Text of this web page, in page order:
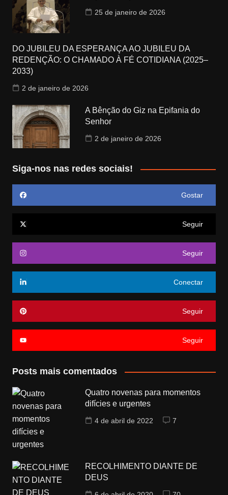
25 de janeiro de 2026
DO JUBILEU DA ESPERANÇA AO JUBILEU DA
REDENÇÃO: O CHAMADO À FÉ COTIDIANA (2025–
2033)
2 de janeiro de 2026
A Bênção do Giz na Epifania do
Senhor
2 de janeiro de 2026
Siga-nos nas redes sociais!
Gostar
Seguir
Seguir
Conectar
Seguir
Seguir
Posts mais comentados
Quatro novenas para momentos
difícies e urgentes
4 de abril de 2022 7
RECOLHIMENTO DIANTE DE
DEUS